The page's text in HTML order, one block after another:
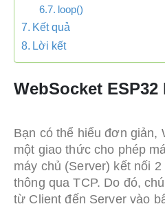
loop()
Kết quả
Lời kết
WebSocket ESP32
Bạn có thể hiểu đơn giản,
một giao thức cho phép
máy chủ (Server) kết nối
thông qua TCP. Do đó,
từ Client đến Server vào